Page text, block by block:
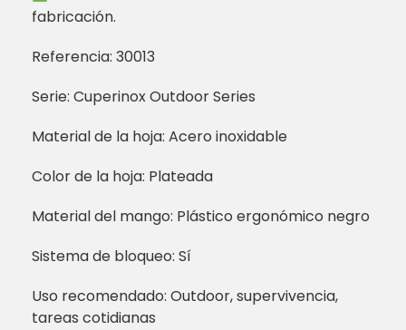
fabricación.
Referencia: 30013
Serie: Cuperinox Outdoor Series
Material de la hoja: Acero inoxidable
Color de la hoja: Plateada
Material del mango: Plástico ergonómico negro
Sistema de bloqueo: Sí
Uso recomendado: Outdoor, supervivencia,
tareas cotidianas